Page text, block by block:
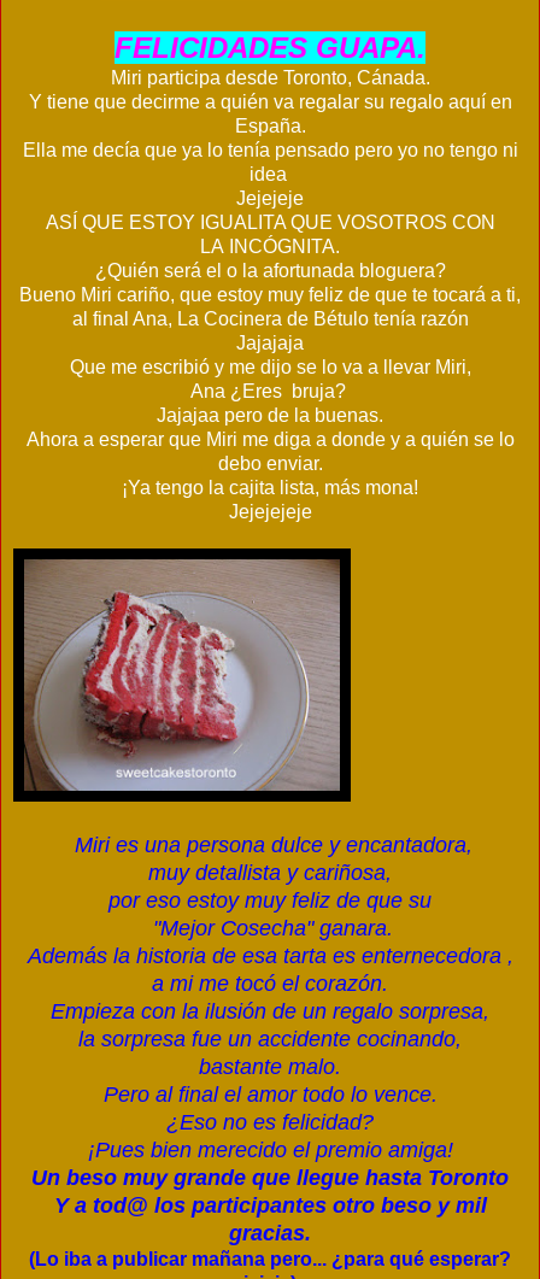
FELICIDADES GUAPA.
Miri participa desde Toronto, Cánada.
Y tiene que decirme a quién va regalar su regalo aquí en
España.
Ella me decía que ya lo tenía pensado pero yo no tengo ni
idea
Jejejeje
ASÍ QUE ESTOY IGUALITA QUE VOSOTROS CON
LA INCÓGNITA.
¿Quién será el o la afortunada bloguera?
Bueno Miri cariño, que estoy muy feliz de que te tocará a ti,
al final Ana, La Cocinera de Bétulo tenía razón
Jajajaja
Que me escribió y me dijo se lo va a llevar Miri,
Ana ¿Eres bruja?
Jajajaa pero de la buenas.
Ahora a esperar que Miri me diga a donde y a quién se lo
debo enviar.
¡Ya tengo la cajita lista, más mona!
Jejejejeje
Miri es una persona dulce y encantadora,
muy detallista y cariñosa,
por eso estoy muy feliz de que su
"Mejor Cosecha" ganara.
Además la historia de esa tarta es enternecedora ,
a mi me tocó el corazón.
Empieza con la ilusión de un regalo sorpresa,
la sorpresa fue un accidente cocinando,
bastante malo.
Pero al final el amor todo lo vence.
¿Eso no es felicidad?
¡Pues bien merecido el premio amiga!
Un beso muy grande que llegue hasta Toronto
Y a tod@ los participantes otro beso y mil
gracias.
(Lo iba a publicar mañana pero... ¿para qué esperar?